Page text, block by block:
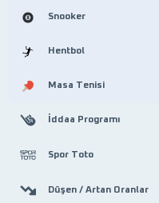
Snooker
Hentbol
Masa Tenisi
İddaa Programı
Spor Toto
Düşen / Artan Oranlar